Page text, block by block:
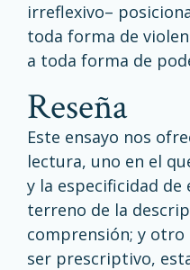
irreflexivo–
toda forma de
a toda forma de
reseña
Este ensayo nos
lectura, uno en el
y la especificidad de
terreno de la
comprensión; y otro
ser prescriptivo,